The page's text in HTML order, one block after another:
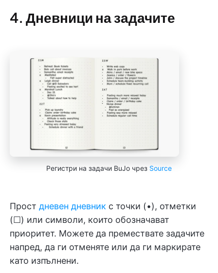
4. Дневници на задачите
Регистри на задачи BuJo чрез Source
Прост дневен дневник с точки (•), отметки
(☐) или символи, които обозначават
приоритет. Можете да премествате задачите
напред, да ги отменяте или да ги маркирате
като изпълнени.